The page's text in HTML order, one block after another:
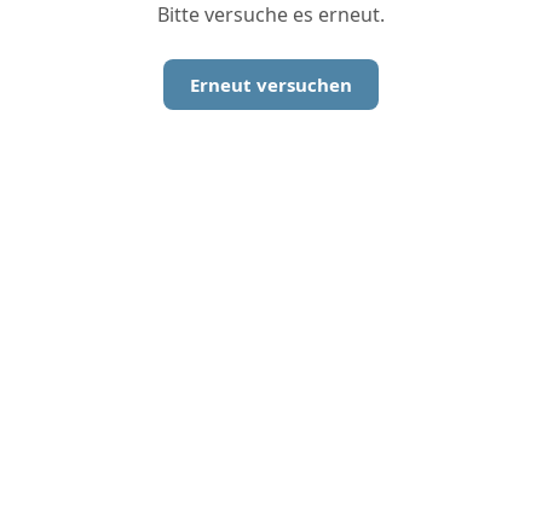
Bitte versuche es erneut.
Erneut versuchen